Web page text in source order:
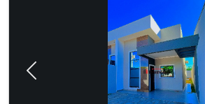
Previous